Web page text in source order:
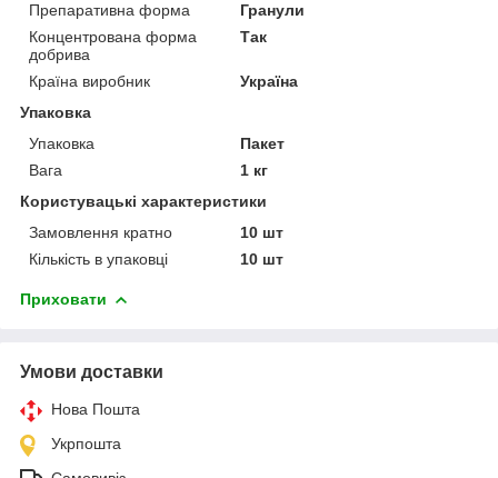
Препаративна форма
Гранули
Концентрована форма
добрива
Так
Країна виробник
Україна
Упаковка
Упаковка
Пакет
Вага
1 кг
Користувацькі характеристики
Замовлення кратно
10 шт
Кількість в упаковці
10 шт
Приховати
Умови доставки
Нова Пошта
Укрпошта